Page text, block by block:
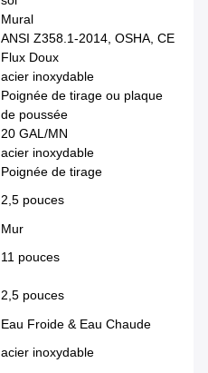
Mural
ANSI Z358.1-2014, OSHA, CE
Flux Doux
acier inoxydable
Poignée de tirage ou plaque
de poussée
20 GAL/MN
acier inoxydable
Poignée de tirage
2,5 pouces
Mur
11 pouces
2,5 pouces
Eau Froide & Eau Chaude
acier inoxydable